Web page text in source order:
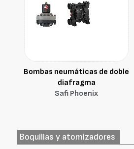
Bombas neumáticas de doble
diafragma
Safi Phoenix
Boquillas y atomizadores